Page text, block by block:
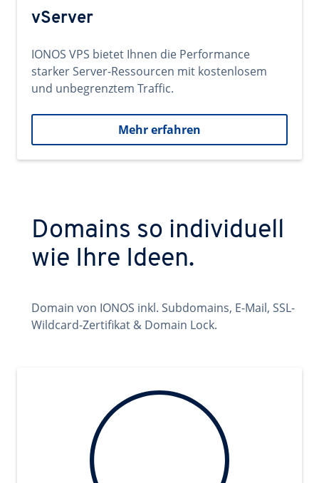
vServer
IONOS VPS bietet Ihnen die Performance
starker Server-Ressourcen mit kostenlosem
und unbegrenztem Traffic.
Mehr erfahren
Domains so individuell
wie Ihre Ideen.
Domain von IONOS inkl. Subdomains, E-Mail, SSL-
Wildcard-Zertifikat & Domain Lock.